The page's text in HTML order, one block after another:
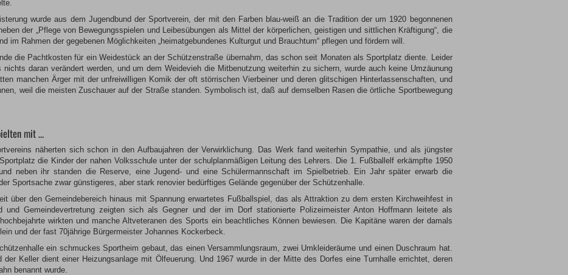
wurde aus dem Jugendbund der Sportverein, der mit den Farben blau-weiß an die Tradition der um 1920 begonnenen
der „Pflege von Bewegungsspielen und Leibesübungen als Mittel der körperlichen, geistigen und sittlichen Kräftigung“, die
im Rahmen der gegebenen Möglichkeiten „heimatgebundenes Kulturgut und Brauchtum“ pflegen und fördern will.
die Pachtkosten für ein Weidestück an der Schützenstraße übernahm, das schon seit Monaten als Sportplatz diente. Leider
daran verändert werden, und um dem Weidevieh die Mitbenutzung weiterhin zu sichern, wurde auch keine Umzäunung
manchen Ärger mit der unfreiwilligen Komik der oft störrischen Vierbeiner und deren glitschigen Hinterlassenschaften, und
weil die meisten Zuschauer auf der Straße standen. Symbolisch ist, daß auf demselben Rasen die örtliche Sportbewegung
mit …
näherten sich schon in den Aufbaujahren der Verwirklichung. Das Werk fand weiterhin Sympathie, und als jüngster
die Kinder der nahen Volksschule unter der schulplanmäßigen Leitung des Lehrers. Die 1. Fußballelf erkämpfte 1950
neben ihr standen die Reserve, eine Jugend- und eine Schülermannschaft im Spielbetrieb. Ein Jahr später erwarb die
Sportsache zwar günstigeres, aber stark renovier bedürftiges Gelände gegenüber der Schützenhalle.
über den Gemeindebereich hinaus mit Spannung erwartetes Fußballspiel, das als Attraktion zu dem ersten Kirchweihfest in
und Gemeindevertretung zeigten sich als Gegner und der im Dorf stationierte Polizeimeister Anton Hoffmann leitete als
wirkten und manche Altveteranen des Sports ein beachtliches Können bewiesen. Die Kapitäne waren der damals
und der fast 70jährige Bürgermeister Johannes Kockerbeck.
ein schmuckes Sportheim gebaut, das einen Versammlungsraum, zwei Umkleideräume und einen Duschraum hat.
der Keller dient einer Heizungsanlage mit Ölfeuerung. Und 1967 wurde in der Mitte des Dorfes eine Turnhalle errichtet, deren
benannt wurde.